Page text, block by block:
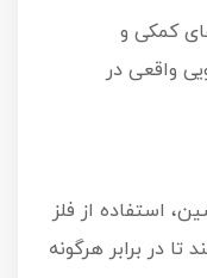
کمکی و
واقعی در
استفاده از فلز
در برابر هرگونه